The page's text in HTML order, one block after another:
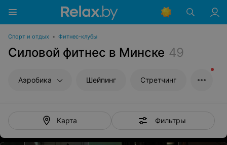
Спорт и отдых • Фитнес-клубы
Силовой фитнес в Минске 49
Аэробика Шейпинг Стретчинг
Карта Фильтры